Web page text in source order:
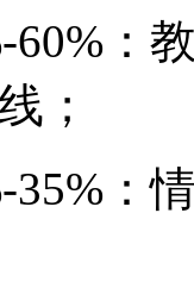
60%：
；
35%：